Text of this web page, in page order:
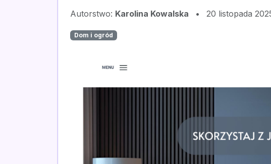
Autorstwo: Karolina Kowalska • 20 listopada
Dom i ogród